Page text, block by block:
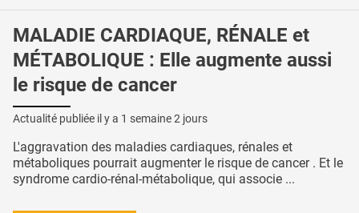
MALADIE CARDIAQUE, RÉNALE et
MÉTABOLIQUE : Elle augmente aussi
le risque de cancer
Actualité publiée il y a 1 semaine 2 jours
L'aggravation des maladies cardiaques, rénales et
métaboliques pourrait augmenter le risque de cancer . Et le
syndrome cardio-rénal-métabolique, qui associe ...